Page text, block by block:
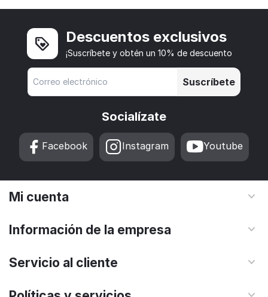
Descuentos exclusivos
¡Suscríbete y obtén un 10% de descuento
Suscríbete
Socialízate
Facebook Instagram Youtube
Mi cuenta
Información de la empresa
Servicio al cliente